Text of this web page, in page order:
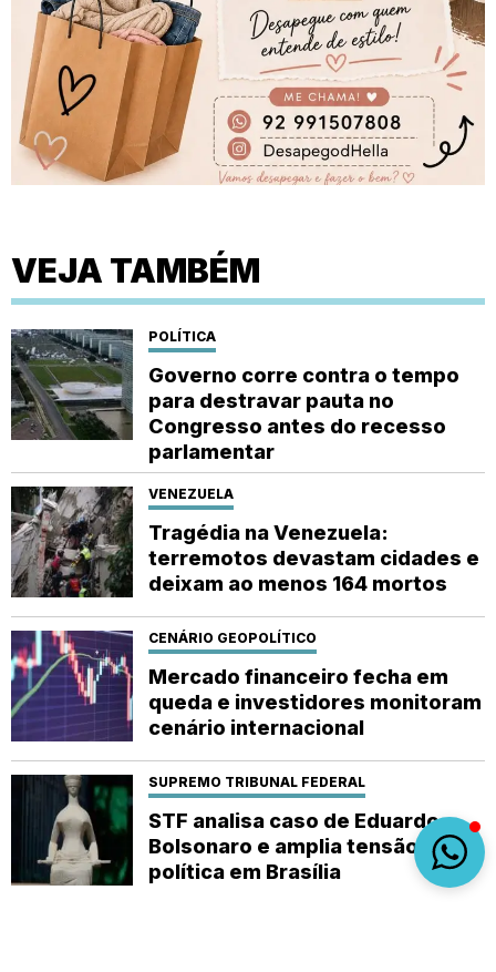
VEJA TAMBÉM
POLÍTICA
Governo corre contra o tempo
para destravar pauta no
Congresso antes do recesso
parlamentar
VENEZUELA
Tragédia na Venezuela:
terremotos devastam cidades e
deixam ao menos 164 mortos
CENÁRIO GEOPOLÍTICO
Mercado financeiro fecha em
queda e investidores monitoram
cenário internacional
SUPREMO TRIBUNAL FEDERAL
STF analisa caso de Eduardo
Bolsonaro e amplia tensão
política em Brasília